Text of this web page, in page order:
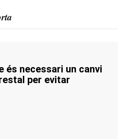
és necessari un canvi
per evitar